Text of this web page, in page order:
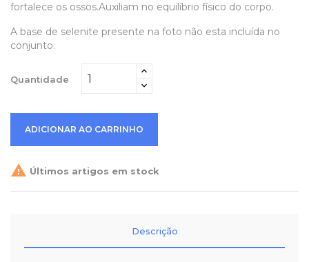
fortalece os ossos.Auxiliam no equilíbrio físico do corpo.
A base de selenite presente na foto não esta incluída no
conjunto.
Quantidade
ADICIONAR AO CARRINHO
 Últimos artigos em stock
Descrição